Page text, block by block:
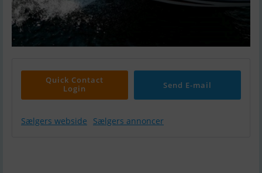
Quick Contact
Login
Send E-mail
Sælgers webside Sælgers annoncer